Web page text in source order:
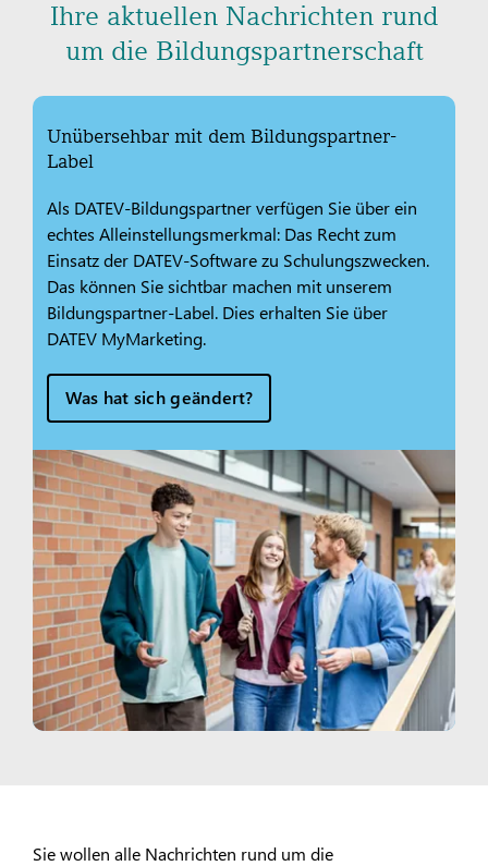
Ihre aktuellen Nachrichten rund
um die Bildungspartnerschaft
Unübersehbar mit dem Bildungspartner-
Label
Als DATEV-Bildungspartner verfügen Sie über ein
echtes Alleinstellungsmerkmal: Das Recht zum
Einsatz der DATEV-Software zu Schulungszwecken.
Das können Sie sichtbar machen mit unserem
Bildungspartner-Label. Dies erhalten Sie über
DATEV MyMarketing.
Was hat sich geändert?
Sie wollen alle Nachrichten rund um die